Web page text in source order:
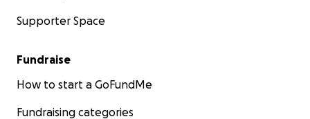
Supporter Space
Fundraise
How to start a GoFundMe
Fundraising categories